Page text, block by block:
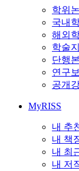
학위
국내
해외
학술지
단행본
연구
공개
MyRISS
내 추
내 책
내 최
내 저